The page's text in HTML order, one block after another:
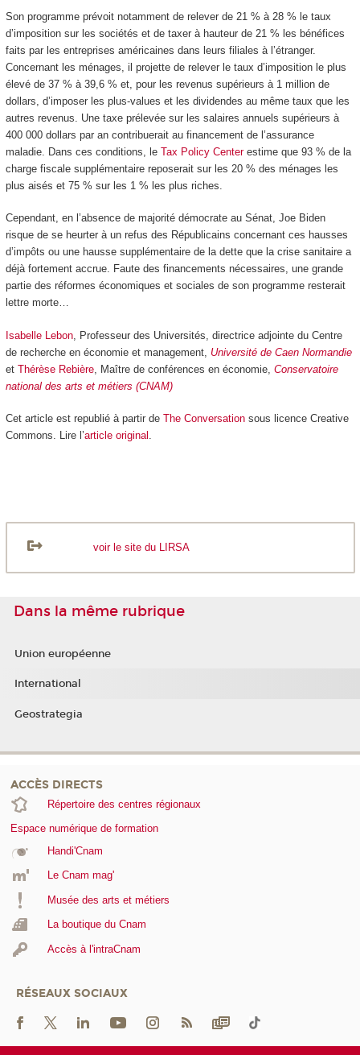
Son programme prévoit notamment de relever de 21 % à 28 % le taux
d’imposition sur les sociétés et de taxer à hauteur de 21 % les bénéfices
faits par les entreprises américaines dans leurs filiales à l’étranger.
Concernant les ménages, il projette de relever le taux d’imposition le plus
élevé de 37 % à 39,6 % et, pour les revenus supérieurs à 1 million de
dollars, d’imposer les plus-values et les dividendes au même taux que les
autres revenus. Une taxe prélevée sur les salaires annuels supérieurs à
400 000 dollars par an contribuerait au financement de l’assurance
maladie. Dans ces conditions, le Tax Policy Centerestime que 93 % de la
charge fiscale supplémentaire reposerait sur les 20 % des ménages les
plus aisés et 75 % sur les 1 % les plus riches.
Cependant, en l’absence de majorité démocrate au Sénat, Joe Biden
risque de se heurter à un refus des Républicains concernant ces hausses
d’impôts ou une hausse supplémentaire de la dette que la crise sanitaire a
déjà fortement accrue. Faute des financements nécessaires, une grande
partie des réformes économiques et sociales de son programme resterait
lettre morte…
Isabelle Lebon, Professeur des Universités, directrice adjointe du Centre
de recherche en économie et management, Université de Caen Normandie
et Thérèse Rebière, Maître de conférences en économie, Conservatoire
national des arts et métiers (CNAM)
Cet article est republié à partir de The Conversationsous licence Creative
Commons. Lire l’article original .
voir le site du LIRSA
Dans la même rubrique
Union européenne
International
Geostrategia
ACCÈS DIRECTS
Répertoire des centres régionaux
Espace numérique de formation
Handi'Cnam
Le Cnam mag'
Musée des arts et métiers
La boutique du Cnam
Accès à l'intraCnam
RÉSEAUX SOCIAUX